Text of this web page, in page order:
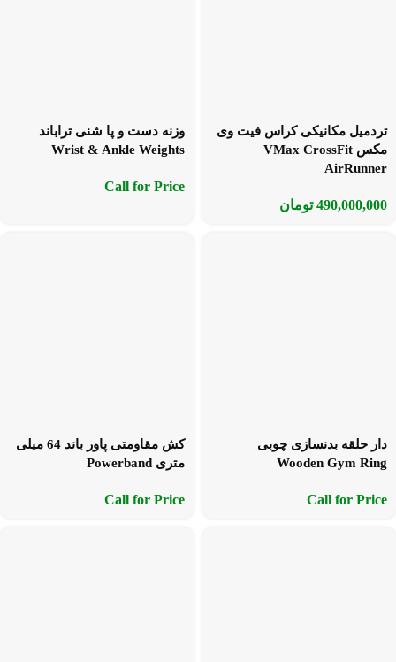
تردمیل مکانیکی کراس فیت وی
مکس VMax CrossFit
AirRunner
490,000,000 تومان
وزنه دست و پا شنی تراباند
Wrist & Ankle Weights
Call for Price
دار حلقه بدنسازی چوبی
Wooden Gym Ring
Call for Price
کش مقاومتی پاور باند 64 میلی
متری Powerband
Call for Price